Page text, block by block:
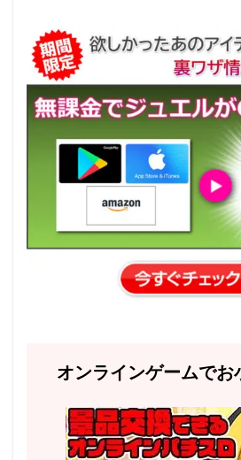
オンラインゲームでお